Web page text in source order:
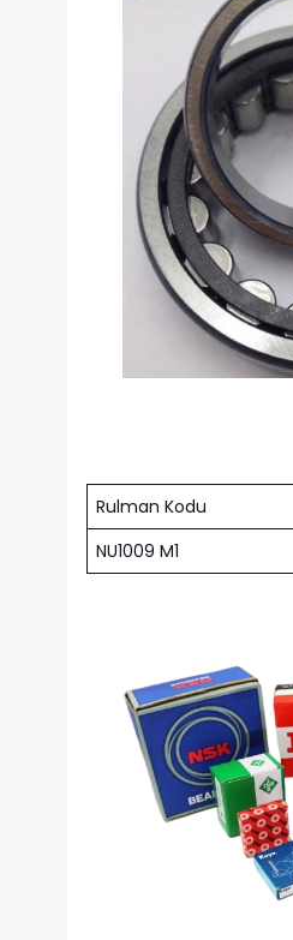
Rulman Kodu
NU1009 M1